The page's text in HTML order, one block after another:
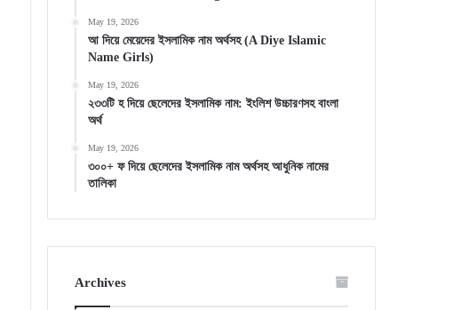
May 19, 2026
আ দিয়ে মেয়েদের ইসলামিক নাম অর্থসহ (A Diye Islamic
Name Girls)
May 19, 2026
২৩৩টি হ দিয়ে ছেলেদের ইসলামিক নাম: ইংলিশ উচ্চারণসহ বাংলা
অর্থ
May 19, 2026
৩০০+ ফ দিয়ে ছেলেদের ইসলামিক নাম অর্থসহ আধুনিক নামের
তালিকা
Archives